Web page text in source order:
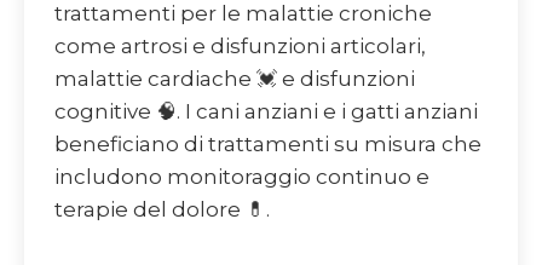
trattamenti per le malattie croniche
come artrosi e disfunzioni articolari,
malattie cardiache 💓 e disfunzioni
cognitive 🧠. I cani anziani e i gatti anziani
beneficiano di trattamenti su misura che
includono monitoraggio continuo e
terapie del dolore 💊.